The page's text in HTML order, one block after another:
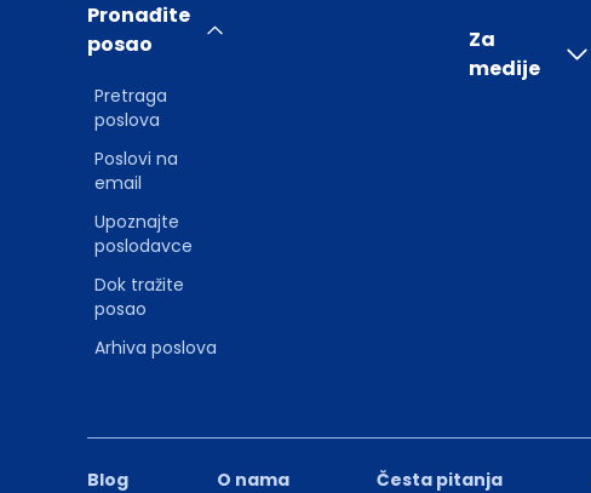
Blog O nama Česta pitanja
Pronađite
posao
Pretraga
poslova
Poslovi na
email
Upoznajte
poslodavce
Dok tražite
posao
Arhiva poslova
Za
medije